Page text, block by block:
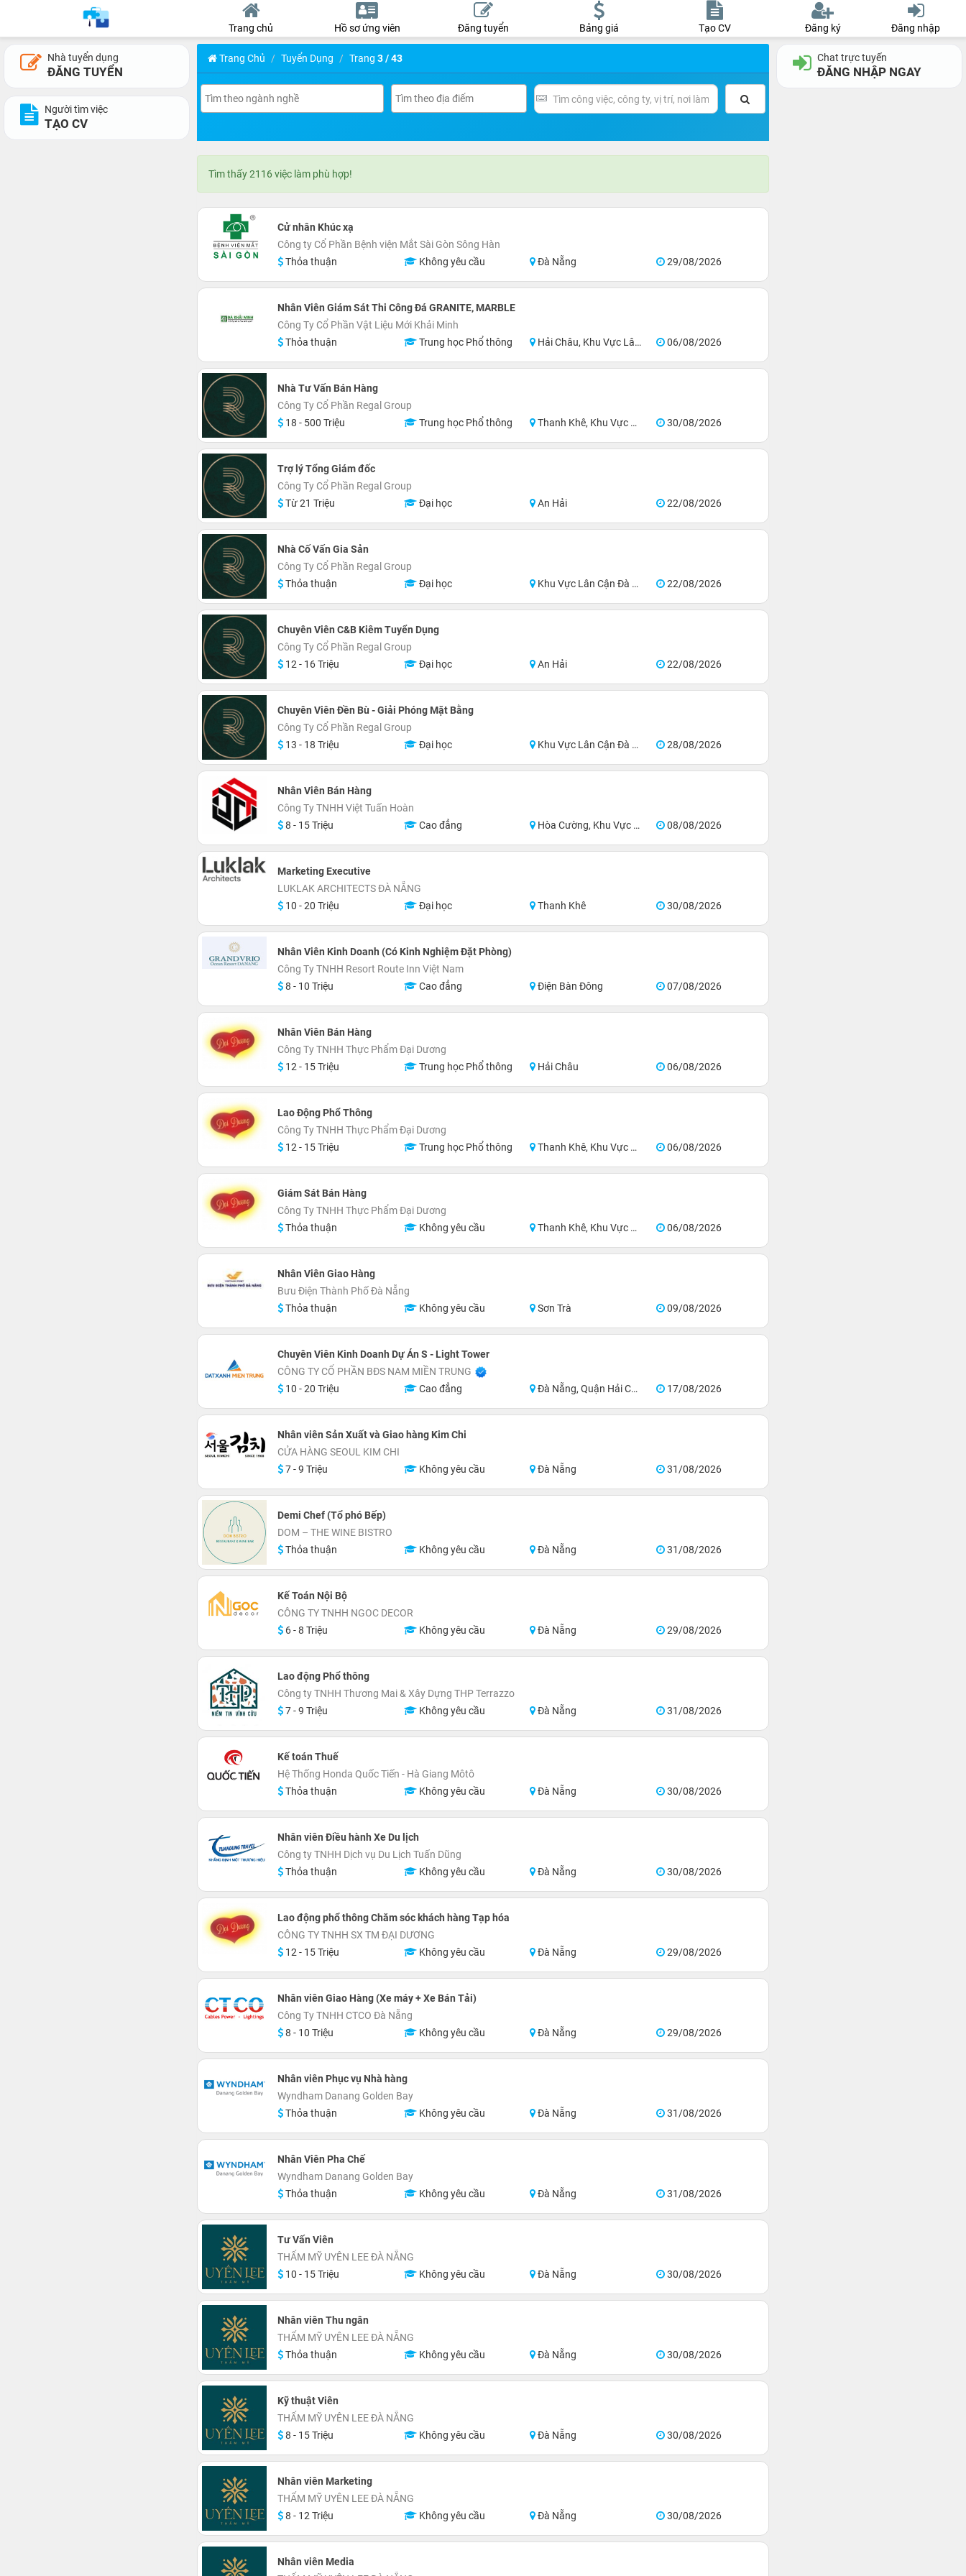
Trang chủ Hồ sơ ứng viên Đăng tuyển Bảng giá Tạo CV Đăng ký Đăng nhập
Nhà tuyển dụng
ĐĂNG TUYỂN
Người tìm việc
TẠO CV
Trang Chủ Tuyển Dụng Trang 3 / 43
Tìm thấy 2116 việc làm phù hợp!
Cử nhân Khúc xạ
Công ty Cổ Phần Bệnh viện Mắt Sài Gòn Sông Hàn
Thỏa thuận
Không yêu cầu Đà Nẵng 29/08/2026
Nhân Viên Giám Sát Thi Công Đá GRANITE, MARBLE
Công Ty Cổ Phần Vật Liệu Mới Khải Minh
Thỏa thuận
Trung học Phổ thông Hải Châu, Khu Vực Lân Cận Đà Nẵng 06/08/2026
Nhà Tư Vấn Bán Hàng
Công Ty Cổ Phần Regal Group
18 - 500 Triệu
Trung học Phổ thông Thanh Khê, Khu Vực Lân Cận Đà Nẵng 30/08/2026
Trợ lý Tổng Giám đốc
Công Ty Cổ Phần Regal Group
Từ 21 Triệu
Đại học An Hải 22/08/2026
Nhà Cố Vấn Gia Sản
Công Ty Cổ Phần Regal Group
Thỏa thuận
Đại học Khu Vực Lân Cận Đà Nẵng 22/08/2026
Chuyên Viên C&B Kiêm Tuyển Dụng
Công Ty Cổ Phần Regal Group
12 - 16 Triệu
Đại học An Hải 22/08/2026
Chuyên Viên Đền Bù - Giải Phóng Mặt Bằng
Công Ty Cổ Phần Regal Group
13 - 18 Triệu
Đại học Khu Vực Lân Cận Đà Nẵng 28/08/2026
Nhân Viên Bán Hàng
Công Ty TNHH Việt Tuấn Hoàn
8 - 15 Triệu
Cao đẳng Hòa Cường, Khu Vực Lân Cận Đà Nẵng 08/08/2026
Marketing Executive
LUKLAK ARCHITECTS ĐÀ NẴNG
10 - 20 Triệu
Đại học Thanh Khê 30/08/2026
Nhân Viên Kinh Doanh (Có Kinh Nghiệm Đặt Phòng)
Công Ty TNHH Resort Route Inn Việt Nam
8 - 10 Triệu
Cao đẳng Điện Bàn Đông 07/08/2026
Nhân Viên Bán Hàng
Công Ty TNHH Thực Phẩm Đại Dương
12 - 15 Triệu
Trung học Phổ thông Hải Châu 06/08/2026
Lao Động Phổ Thông
Công Ty TNHH Thực Phẩm Đại Dương
12 - 15 Triệu
Trung học Phổ thông Thanh Khê, Khu Vực Lân Cận Đà Nẵng 06/08/2026
Giám Sát Bán Hàng
Công Ty TNHH Thực Phẩm Đại Dương
Thỏa thuận
Không yêu cầu Thanh Khê, Khu Vực Lân Cận Đà Nẵng 06/08/2026
Nhân Viên Giao Hàng
Bưu Điện Thành Phố Đà Nẵng
Thỏa thuận
Không yêu cầu Sơn Trà 09/08/2026
Chuyên Viên Kinh Doanh Dự Án S - Light Tower
CÔNG TY CỔ PHẦN BĐS NAM MIỀN TRUNG
10 - 20 Triệu
Cao đẳng Đà Nẵng, Quận Hải Châu, Quận Ngũ Hành Sơn, Quận Cẩm Lệ, Khu vực lân cận Đà Nẵng 17/08/2026
Nhân viên Sản Xuất và Giao hàng Kim Chi
CỬA HÀNG SEOUL KIM CHI
7 - 9 Triệu
Không yêu cầu Đà Nẵng 31/08/2026
Demi Chef (Tổ phó Bếp)
DOM – THE WINE BISTRO
Thỏa thuận
Không yêu cầu Đà Nẵng 31/08/2026
Kế Toán Nội Bộ
CÔNG TY TNHH NGOC DECOR
6 - 8 Triệu
Không yêu cầu Đà Nẵng 29/08/2026
Lao động Phổ thông
Công ty TNHH Thương Mai & Xây Dựng THP Terrazzo
7 - 9 Triệu
Không yêu cầu Đà Nẵng 31/08/2026
Kế toán Thuế
Hệ Thống Honda Quốc Tiến - Hà Giang Môtô
Thỏa thuận
Không yêu cầu Đà Nẵng 30/08/2026
Nhân viên Điều hành Xe Du lịch
Công ty TNHH Dịch vụ Du Lịch Tuấn Dũng
Thỏa thuận
Không yêu cầu Đà Nẵng 30/08/2026
Lao động phổ thông Chăm sóc khách hàng Tạp hóa
CÔNG TY TNHH SX TM ĐẠI DƯƠNG
12 - 15 Triệu
Không yêu cầu Đà Nẵng 29/08/2026
Nhân viên Giao Hàng (Xe máy + Xe Bán Tải)
Công Ty TNHH CTCO Đà Nẵng
8 - 10 Triệu
Không yêu cầu Đà Nẵng 29/08/2026
Nhân viên Phục vụ Nhà hàng
Wyndham Danang Golden Bay
Thỏa thuận
Không yêu cầu Đà Nẵng 31/08/2026
Nhân Viên Pha Chế
Wyndham Danang Golden Bay
Thỏa thuận
Không yêu cầu Đà Nẵng 31/08/2026
Tư Vấn Viên
THẨM MỸ UYÊN LEE ĐÀ NẴNG
10 - 15 Triệu
Không yêu cầu Đà Nẵng 30/08/2026
Nhân viên Thu ngân
THẨM MỸ UYÊN LEE ĐÀ NẴNG
Thỏa thuận
Không yêu cầu Đà Nẵng 30/08/2026
Kỹ thuật Viên
THẨM MỸ UYÊN LEE ĐÀ NẴNG
8 - 15 Triệu
Không yêu cầu Đà Nẵng 30/08/2026
Nhân viên Marketing
THẨM MỸ UYÊN LEE ĐÀ NẴNG
8 - 12 Triệu
Không yêu cầu Đà Nẵng 30/08/2026
Nhân viên Media
Chat trực tuyến
ĐĂNG NHẬP NGAY